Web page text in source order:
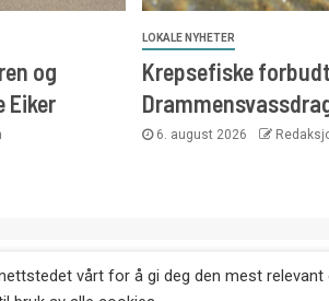
og
Eiker
LOKALE NYHETER
Krepsefiske
6. august 2026
utgis av Roy’s Pressetjeneste.
vårt for å gi deg den mest